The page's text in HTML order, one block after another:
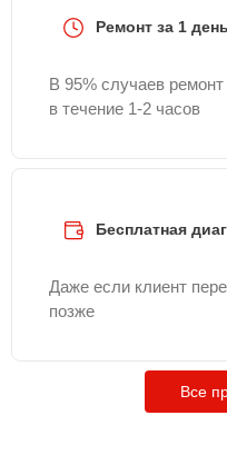
Ремонт за 1 день
В 95% случаев
в течение 1-2 часов
Бесплатная
Даже если клиент
позже
Все